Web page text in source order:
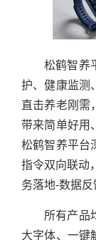
松鹤智养
护、健康监测
直击养老刚需
带来简单好用
松鹤智养平台
指令双向联动
务落地-数据反
所有产品
大字体、一键